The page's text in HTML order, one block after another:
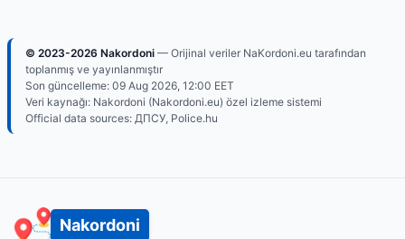
© 2023-2026 Nakordoni — Orijinal veriler NaKordoni.eu tarafından
toplanmış ve yayınlanmıştır
Son güncelleme: 09 Aug 2026, 12:00 EET
Veri kaynağı: Nakordoni (Nakordoni.eu) özel izleme sistemi
Official data sources: ДПСУ, Police.hu
Nakordoni